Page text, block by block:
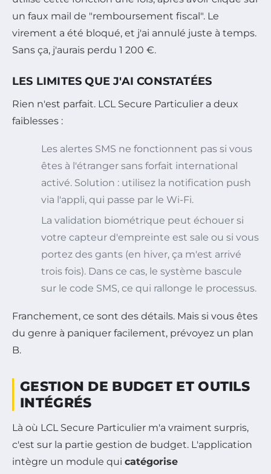
un faux mail de "remboursement fiscal". Le
virement a été bloqué, et j'ai annulé juste à temps.
Sans ça, j'aurais perdu 1 200 €.
LES LIMITES QUE J'AI CONSTATÉES
Rien n'est parfait. LCL Secure Particulier a deux
faiblesses :
Les alertes SMS ne fonctionnent pas si vous
êtes à l'étranger sans forfait international
activé. Solution : utilisez la notification push
via l'appli, qui passe par le Wi-Fi.
La validation biométrique peut échouer si
votre capteur d'empreinte est sale ou si vous
portez des gants (en hiver, ça m'est arrivé
trois fois). Dans ce cas, le système bascule
sur le code SMS, ce qui rallonge le processus.
Franchement, ce sont des détails. Mais si vous êtes
du genre à paniquer facilement, prévoyez un plan
B.
GESTION DE BUDGET ET OUTILS
INTÉGRÉS
Là où LCL Secure Particulier m'a vraiment surpris,
c'est sur la partie gestion de budget. L'application
intègre un module qui catégorise